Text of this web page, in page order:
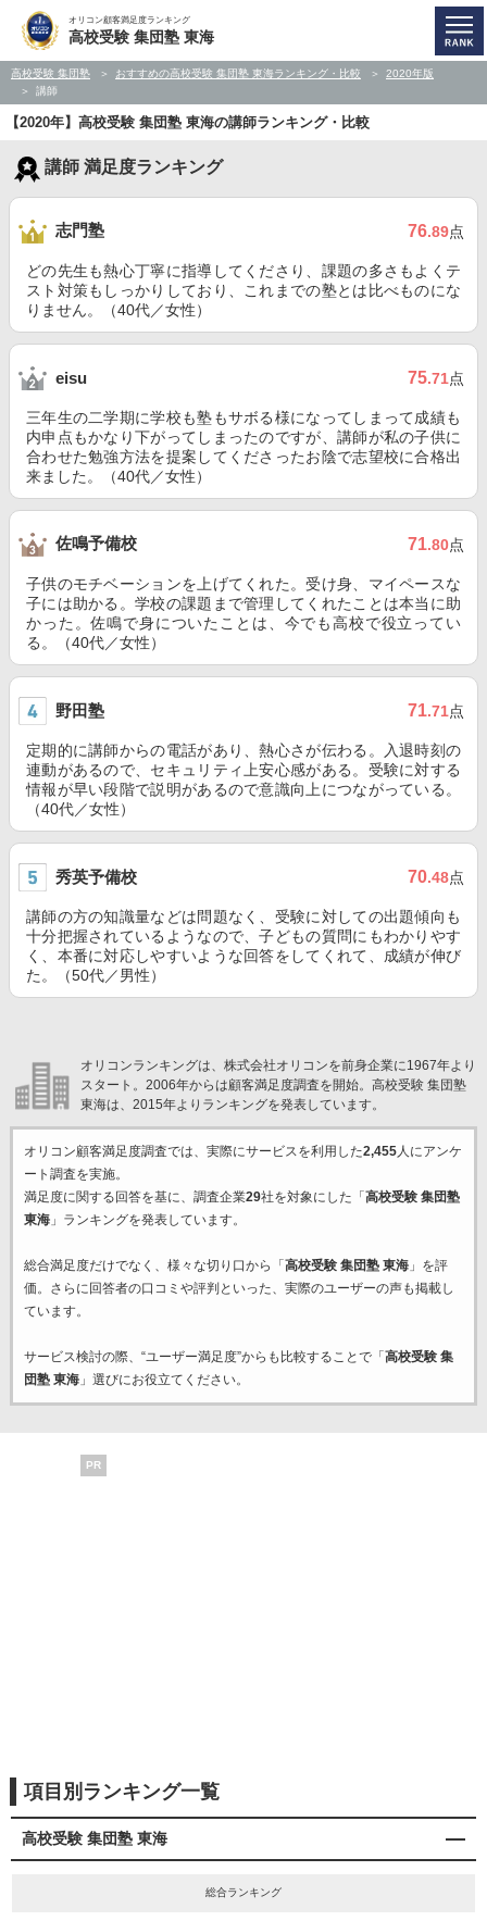
オリコン顧客満足度ランキング
高校受験 集団塾 東海
高校受験 集団塾 おすすめの高校受験 集団塾 東海ランキング・比較
2020年版
講師
【2020年】高校受験 集団塾 東海の講師ランキング・比較
講師 満足度ランキング
志門塾 76.89点
どの先生も熱心丁寧に指導してくださり、課題の多さもよくテ
スト対策もしっかりしており、これまでの塾とは比べものにな
りません。（40代／女性）
eisu 75.71点
三年生の二学期に学校も塾もサボる様になってしまって成績も
内申点もかなり下がってしまったのですが、講師が私の子供に
合わせた勉強方法を提案してくださったお陰で志望校に合格出
来ました。（40代／女性）
佐鳴予備校 71.80点
子供のモチベーションを上げてくれた。受け身、マイペースな
子には助かる。学校の課題まで管理してくれたことは本当に助
かった。佐鳴で身についたことは、今でも高校で役立ってい
る。（40代／女性）
野田塾 71.71点
定期的に講師からの電話があり、熱心さが伝わる。入退時刻の
連動があるので、セキュリティ上安心感がある。受験に対する
情報が早い段階で説明があるので意識向上につながっている。
（40代／女性）
秀英予備校 70.48点
講師の方の知識量などは問題なく、受験に対しての出題傾向も
十分把握されているようなので、子どもの質問にもわかりやす
く、本番に対応しやすいような回答をしてくれて、成績が伸び
た。（50代／男性）
オリコンランキングは、株式会社オリコンを前身企業に1967年より
スタート。2006年からは顧客満足度調査を開始。高校受験 集団塾
東海は、2015年よりランキングを発表しています。
オリコン顧客満足度調査では、実際にサービスを利用した2,455人にアンケ
ート調査を実施。
満足度に関する回答を基に、調査企業29社を対象にした「 高校受験 集団塾
東海」ランキングを発表しています。
総合満足度だけでなく、様々な切り口から「 高校受験 集団塾 東海」を評
価。さらに回答者の口コミや評判といった、実際のユーザーの声も掲載し
ています。
サービス検討の際、“ユーザー満足度”からも比較することで「 高校受験 集
団塾 東海」選びにお役立てください。
PR
項目別ランキング一覧
高校受験 集団塾 東海
総合ランキング